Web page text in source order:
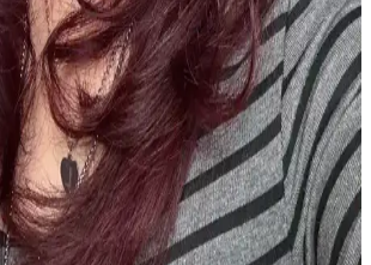
Şekillendirme Seti: Pratik ve
Çözümü
seti, pratik kullanım ve şık
bakımını kolaylaştırır, hafif malzemesiyle
ve dolanma sorunlarına rağmen, çok
sunar.
İkili Model Siyah Kahverengi
ve Dayanıklılık Bir Arada